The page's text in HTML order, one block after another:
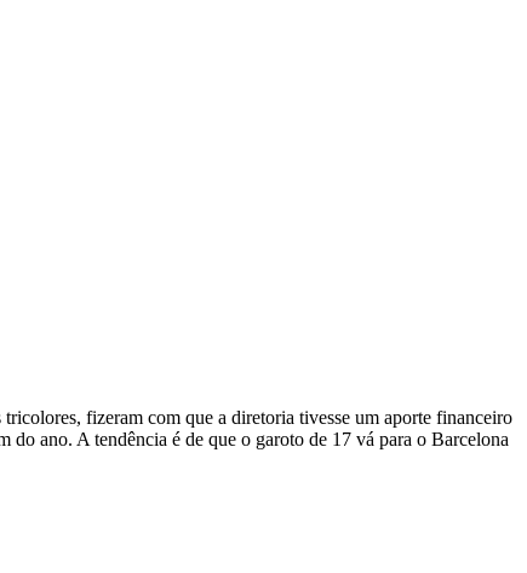
fizeram com que a diretoria tivesse um aporte financeiro
do ano. A tendência é de que o garoto de 17 vá para o Barcelona